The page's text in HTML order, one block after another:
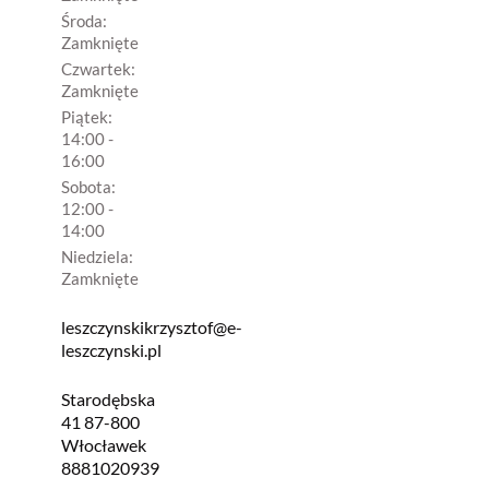
Środa:
Zamknięte
Czwartek:
Zamknięte
Piątek:
14:00 -
16:00
Sobota:
12:00 -
14:00
Niedziela:
Zamknięte
leszczynskikrzysztof@e-
leszczynski.pl
Starodębska
41 87-800
Włocławek
8881020939